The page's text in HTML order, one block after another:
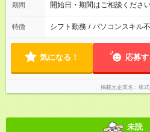
期間 開始日・期間はご相談ください
特徴 シフト勤務 / パソコンスキル
気になる！ 応募す
掲載元企業名 株
未読